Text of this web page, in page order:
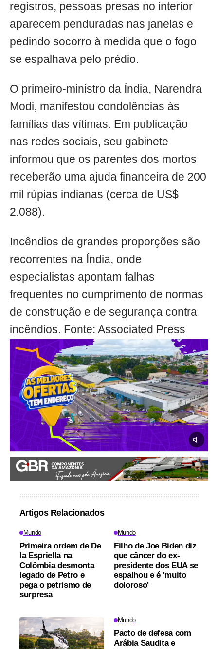
registros, pessoas presas no interior
aparecem penduradas nas janelas e
pedindo socorro à medida que o fogo
se espalhava pelo prédio.
O primeiro-ministro da Índia, Narendra
Modi, manifestou condolências às
famílias das vítimas. Em publicação
nas redes sociais, seu gabinete
informou que os parentes dos mortos
receberão uma ajuda financeira de 200
mil rúpias indianas (cerca de US$
2.088).
Incêndios de grandes proporções são
recorrentes na Índia, onde
especialistas apontam falhas
frequentes no cumprimento de normas
de construção e de segurança contra
incêndios. Fonte: Associated Press
Artigos Relacionados
Mundo
Primeira ordem de De
la Espriella na
Colômbia desmonta
legado de Petro e
pega o petrismo de
surpresa
Mundo
Filho de Joe Biden diz
que câncer do ex-
presidente dos EUA se
espalhou e é 'muito
doloroso'
Mundo
Pacto de defesa com
Arábia Saudita e